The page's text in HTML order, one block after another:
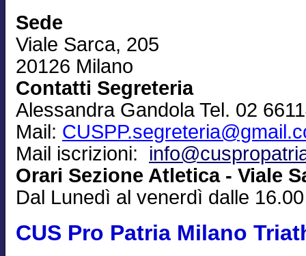
Sede
Viale Sarca, 205
20126 Milano
Contatti Segreteria
Alessandra Gandola Tel. 02
Mail:
Mail iscrizioni:
Orari Sezione Atletica - Viale
Dal Lunedì al venerdì dalle
CUS Pro Patria Milano